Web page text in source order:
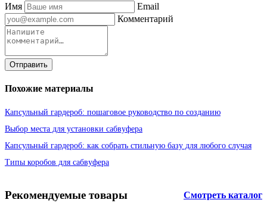
Имя
Email
Комментарий
Отправить
Похожие материалы
Капсульный гардероб: пошаговое руководство по созданию
Выбор места для установки сабвуфера
Капсульный гардероб: как собрать стильную базу для любого случая
Типы коробов для сабвуфера
Рекомендуемые товары Смотреть каталог